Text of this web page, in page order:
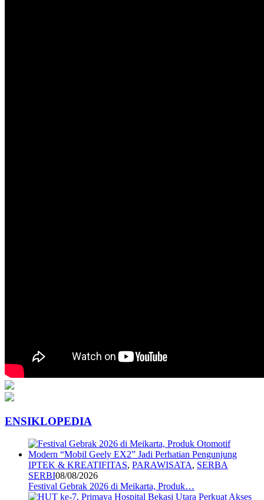
ENSIKLOPEDIA
IPTEK & KREATIFITAS, PARAWISATA, SERBA
SERBI08/08/2026
Festival Gebrak 2026 di Meikarta, Produk…